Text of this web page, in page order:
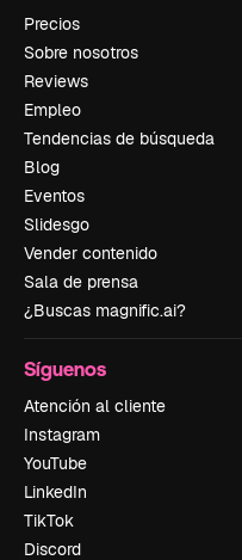
Precios
Sobre nosotros
Reviews
Empleo
Tendencias de búsqueda
Blog
Eventos
Slidesgo
Vender contenido
Sala de prensa
¿Buscas magnific.ai?
Síguenos
Atención al cliente
Instagram
YouTube
LinkedIn
TikTok
Discord